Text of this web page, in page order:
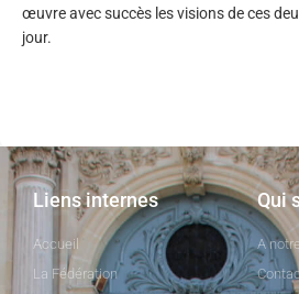
œuvre avec succès les visions de ces
jour.
Liens internes
Accueil
La Fédération
Qui
A